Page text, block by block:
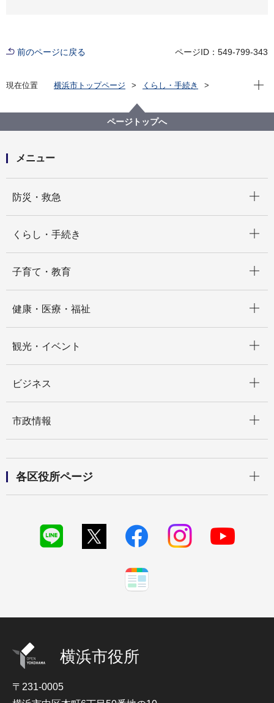
前のページに戻る ページID：549-799-343
現在位置 横浜市トップページ
くらし・手続き
現在
ページトップへ
メニュー
防災・救急
くらし・手続き
子育て・教育
健康・医療・福祉
観光・イベント
ビジネス
市政情報
各区役所ページ
横浜市役所
〒231-0005